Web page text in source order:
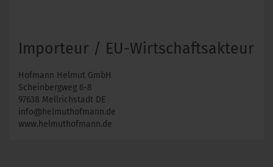
Importeur / EU-Wirtschaftsakteur
Hofmann Helmut GmbH
Scheinbergweg 6-8
97638 Mellrichstadt DE
info@helmuthofmann.de
www.helmuthofmann.de